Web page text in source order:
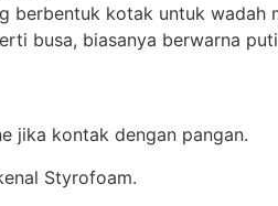
berbentuk kotak untuk wadah
busa, biasanya berwarna
jika kontak dengan pangan.
Styrofoam.